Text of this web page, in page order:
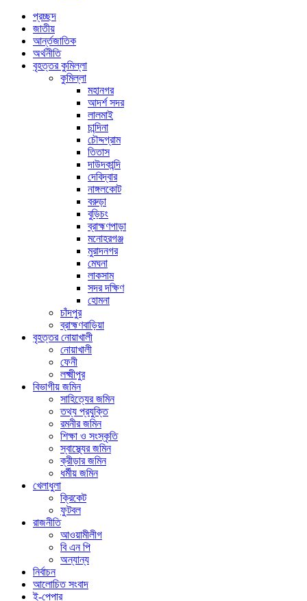
প্রচ্ছদ
জাতীয়
আর্ন্তজাতিক
অর্থনীতি
বৃহত্তর কুমিল্লা
কুমিল্লা
মহানগর
আদর্শ সদর
লালমাই
চান্দিনা
চৌদ্দগ্রাম
তিতাস
দাউদকান্দি
দেবিদ্বার
নাঙ্গলকোট
বরুড়া
বুড়িচং
ব্রাহ্মণপাড়া
মনোহরগঞ্জ
মুরাদনগর
মেঘনা
লাকসাম
সদর দক্ষিণ
হোমনা
চাঁদপুর
ব্রাহ্মণবাড়িয়া
বৃহত্তর নোয়াখালী
নোয়াখালী
ফেনী
লক্ষ্মীপুর
বিভাগীয় জমিন
সাহিত্যের জমিন
তথ্য প্রযুক্তি
রমনীর জমিন
শিক্ষা ও সংস্কৃতি
স্বাস্থ্যের জমিন
ক্রীড়ার জমিন
ধর্মীয় জমিন
খেলাধুলা
ক্রিকেট
ফুটবল
রাজনীতি
আওয়ামীলীগ
বি এন পি
অন্যান্য
নির্বাচন
আলোচিত সংবাদ
ই-পেপার